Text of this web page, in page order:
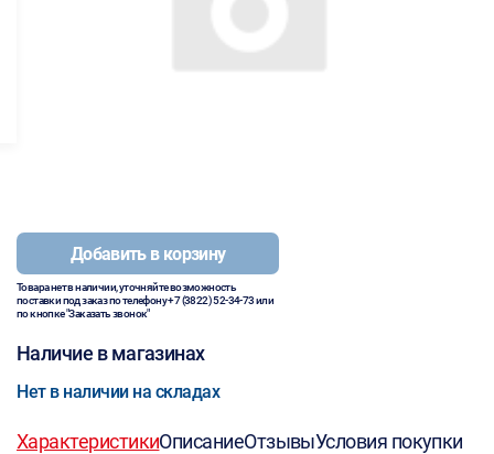
Добавить в корзину
Товара нет в наличии, уточняйте возможность
поставки под заказ по телефону+7 (3822) 52-34-73или
по кнопке "Заказать звонок"
Наличие в магазинах
Нет в наличии на складах
ХарактеристикиОписаниеОтзывыУсловия покупки